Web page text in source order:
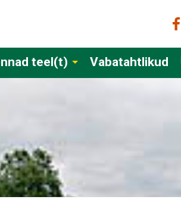
teel(t) Vabatahtlikud